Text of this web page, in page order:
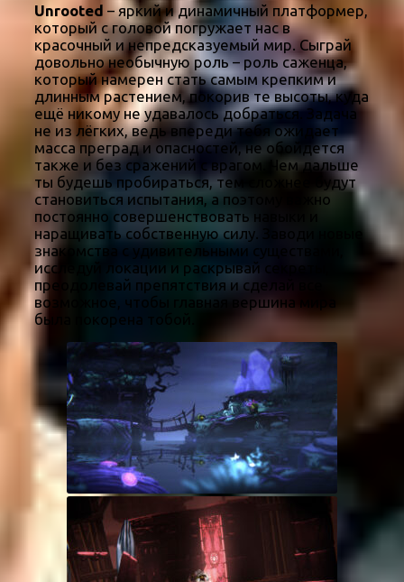
Unrooted – яркий и динамичный платформер,
который с головой погружает нас в
красочный и непредсказуемый мир. Сыграй
довольно необычную роль – роль саженца,
который намерен стать самым крепким и
длинным растением, покорив те высоты, куда
ещё никому не удавалось добраться. Задача
не из лёгких, ведь впереди тебя ожидает
масса преград и опасностей, не обойдется
также и без сражений с врагом. Чем дальше
ты будешь пробираться, тем сложнее будут
становиться испытания, а поэтому важно
постоянно совершенствовать навыки и
наращивать собственную силу. Заводи новые
знакомства с удивительными существами,
исследуй локации и раскрывай секреты,
преодолевай препятствия и сделай все
возможное, чтобы главная вершина мира
была покорена тобой.